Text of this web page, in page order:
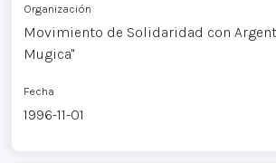
Organización
Movimiento de Solidaridad con
Mugica"
Fecha
1996-11-01